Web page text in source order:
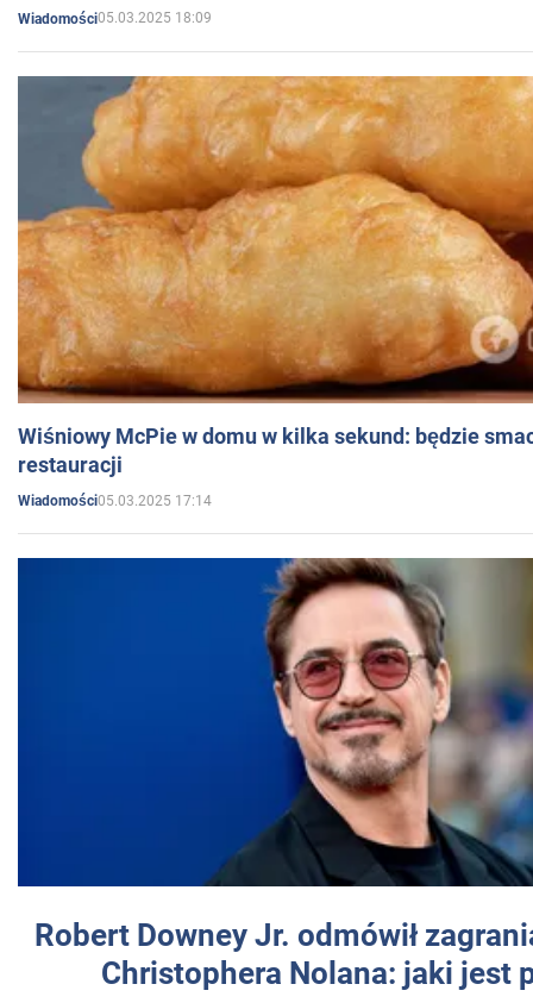
Wiadomości05.03.2025 18:09
Wiśniowy McPie w domu w kilka sekund: będzie
restauracji
Wiadomości05.03.2025 17:14
Robert Downey Jr. odmówił
Christophera Nolana: jaki jest